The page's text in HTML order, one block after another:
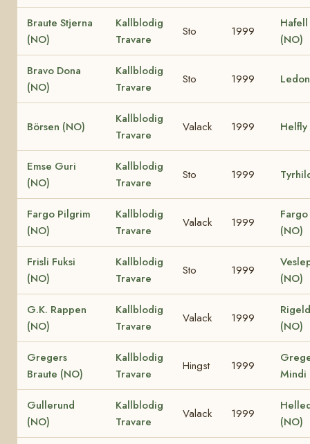
Braute Stjerna
(NO)
Kallblodig
Travare
Sto 1999
(NO)
Bravo Dona
(NO)
Kallblodig
Travare
Sto 1999
Börsen (NO)
Kallblodig
Travare
Valack 1999
Emse Guri
(NO)
Kallblodig
Travare
Sto 1999
Fargo Pilgrim
(NO)
Kallblodig
Travare
Valack 1999
(NO)
Frisli Fuksi
(NO)
Kallblodig
Travare
Sto 1999
(NO)
G.K. Rappen
(NO)
Kallblodig
Travare
Valack 1999
(NO)
Gregers
Braute (NO)
Kallblodig
Travare
Hingst 1999
Mindi
Gullerund
(NO)
Kallblodig
Travare
Valack 1999
(NO)